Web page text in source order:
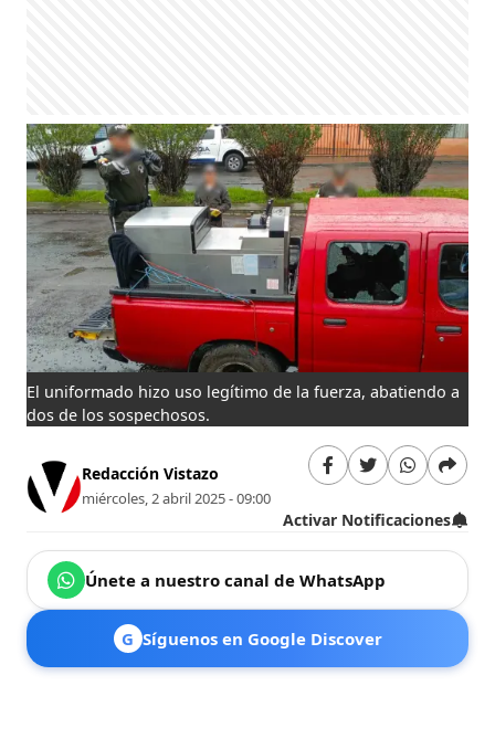
El uniformado hizo uso legítimo de la fuerza, abatiendo a
dos de los sospechosos.
Redacción Vistazo
miércoles, 2 abril 2025 - 09:00
Activar Notificaciones
Únete a nuestro canal de WhatsApp
G Síguenos en Google Discover